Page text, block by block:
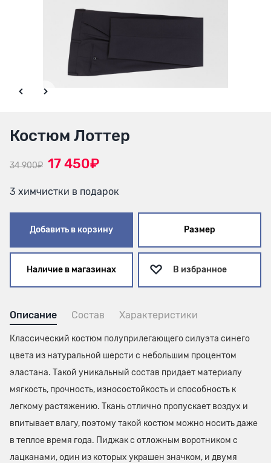
Костюм Лоттер
34 900₽ 17 450₽
3 химчистки в подарок
Добавить в корзину Размер
Наличие в магазинах В избранное
Описание Состав Характеристики
Классический костюм полуприлегающего силуэта синего
цвета из натуральной шерсти с небольшим процентом
эластана. Такой уникальный состав придает материалу
мягкость, прочность, износостойкость и способность к
легкому растяжению. Ткань отлично пропускает воздух и
впитывает влагу, поэтому такой костюм можно носить даже
в теплое время года. Пиджак с отложным воротником с
лацканами, один из которых украшен значком, и двумя